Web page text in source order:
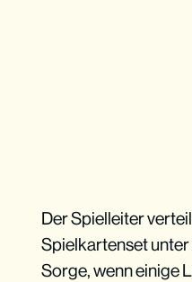
Der Spielleiter
Spielkartenset unter
Sorge, wenn einige